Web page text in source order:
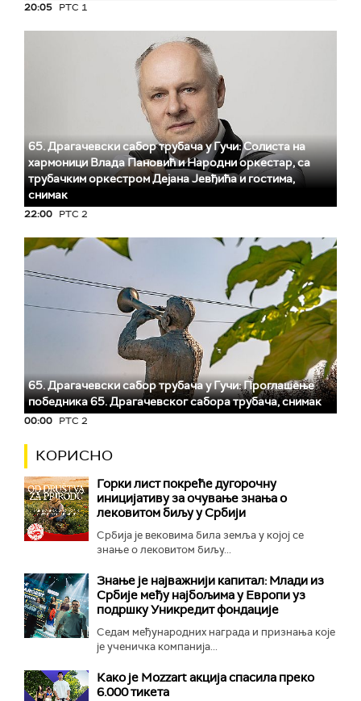
20:05 РТС 1
65. Драгачевски сабор трубача у Гучи: Солиста на
хармоници Влада Пановић и Народни оркестар, са
трубачким оркестром Дејана Јевђића и гостима,
снимак
22:00 РТС 2
65. Драгачевски сабор трубача у Гучи: Проглашење
победника 65. Драгачевског сабора трубача, снимак
00:00 РТС 2
КОРИСНО
Горки лист покреће дугорочну
иницијативу за очување знања о
лековитом биљу у Србији
Србија је вековима била земља у којој се
знање о лековитом биљу...
Знање је најважнији капитал: Млади из
Србије међу најбољима у Европи уз
подршку Уникредит фондације
Седам међународних награда и признања које
је ученичка компанија...
Како је Mozzart акција спасила преко
6.000 тикета